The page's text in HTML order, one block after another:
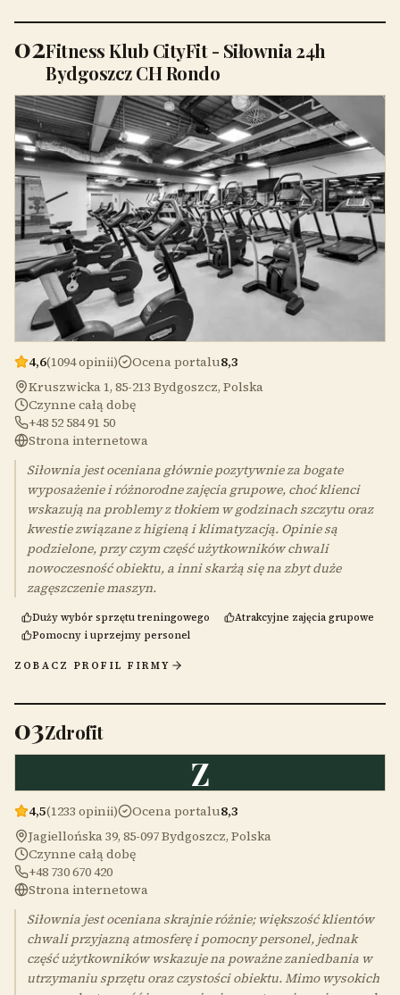
02Fitness Klub CityFit - Siłownia 24h
Bydgoszcz CH Rondo
4,6(1094 opinii) Ocena portalu8,3
Kruszwicka 1, 85-213 Bydgoszcz, Polska
Czynne całą dobę
+48 52 584 91 50
Strona internetowa
Siłownia jest oceniana głównie pozytywnie za bogate
wyposażenie i różnorodne zajęcia grupowe, choć klienci
wskazują na problemy z tłokiem w godzinach szczytu oraz
kwestie związane z higieną i klimatyzacją. Opinie są
podzielone, przy czym część użytkowników chwali
nowoczesność obiektu, a inni skarżą się na zbyt duże
zagęszczenie maszyn.
Duży wybór sprzętu treningowego
Atrakcyjne zajęcia grupowe
Pomocny i uprzejmy personel
ZOBACZ PROFIL FIRMY
03Zdrofit
Z
4,5(1233 opinii) Ocena portalu8,3
Jagiellońska 39, 85-097 Bydgoszcz, Polska
Czynne całą dobę
+48 730 670 420
Strona internetowa
Siłownia jest oceniana skrajnie różnie; większość klientów
chwali przyjazną atmosferę i pomocny personel, jednak
część użytkowników wskazuje na poważne zaniedbania w
utrzymaniu sprzętu oraz czystości obiektu. Mimo wysokich